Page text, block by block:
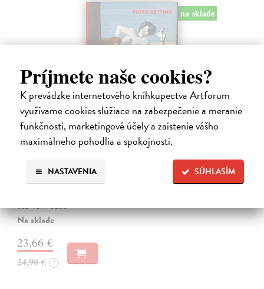
Príjmete naše cookies?
K prevádzke internetového kníhkupectva Artforum
využívame cookies slúžiace na zabezpečenie a meranie
funkčnosti, marketingové účely a zaistenie vášho
maximálneho pohodlia a spokojnosti.
SÚHLASÍM
NASTAVENIA
na sklade
Studne mútne
Sú ikonickými postavami našej kultúry. Postavili im sochy a
pomenovali po nich ulice, majú svoje nespochybniteľné miesto v
bez nich nedá…
Na sklade
23,66 €
24,90 € ?